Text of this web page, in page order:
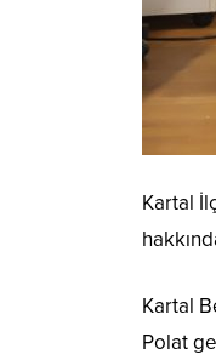
Kartal
Kartal
Polat